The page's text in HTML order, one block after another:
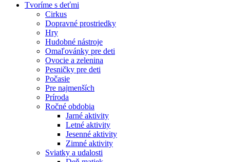
Tvoríme s deťmi
Cirkus
Dopravné prostriedky
Hry
Hudobné nástroje
Omaľovánky pre deti
Ovocie a zelenina
Pesničky pre deti
Počasie
Pre najmenších
Príroda
Ročné obdobia
Jarné aktivity
Letné aktivity
Jesenné aktivity
Zimné aktivity
Sviatky a udalosti